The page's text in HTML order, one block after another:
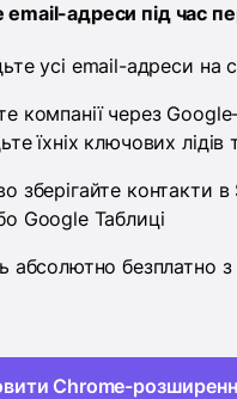
email-адреси під час
усі email-адреси на
компанії через
їхніх ключових лідів
зберігайте контакти
Google Таблиці
абсолютно безплатно
Chrome-